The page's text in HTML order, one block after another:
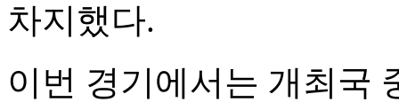
차지했다.
이번 경기에서는 개최국